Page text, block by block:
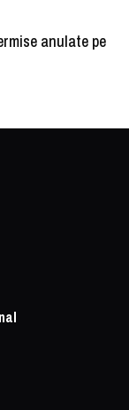
anulate pe